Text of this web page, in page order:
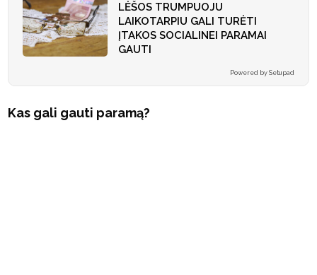
LĖŠOS TRUMPUOJU
LAIKOTARPIU GALI TURĖTI
ĮTAKOS SOCIALINEI PARAMAI
GAUTI
Powered by Setupad
Kas gali gauti paramą?